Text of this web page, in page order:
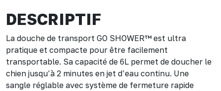
DESCRIPTIF
La douche de transport GO SHOWER™ est ultra
pratique et compacte pour être facilement
transportable. Sa capacité de 6L permet de doucher le
chien jusqu’à 2 minutes en jet d’eau continu. Une
sangle réglable avec système de fermeture rapide